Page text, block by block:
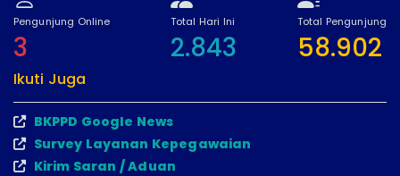
Pengunjung Online
3
Total Hari Ini
2.843
Total Pengunjung
58.902
Ikuti Juga
BKPPD Google News
Survey Layanan Kepegawaian
Kirim Saran / Aduan